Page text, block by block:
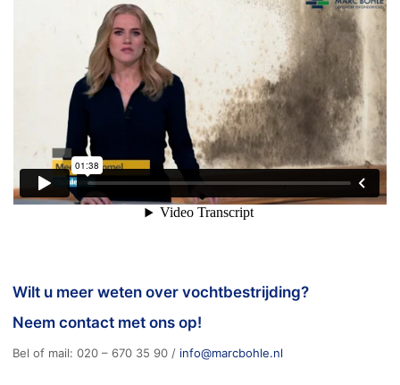
Wilt u meer weten over vochtbestrijding?
Neem contact met ons op!
Bel of mail:020 – 670 35 90 / info@marcbohle.nl